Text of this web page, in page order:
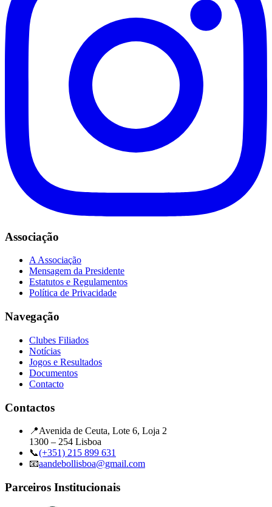
Associação
A Associação
Mensagem da Presidente
Estatutos e Regulamentos
Política de Privacidade
Navegação
Clubes Filiados
Notícias
Jogos e Resultados
Documentos
Contacto
Contactos
📍Avenida de Ceuta, Lote 6, Loja 2
1300 – 254 Lisboa
📞(+351) 215 899 631
📧aandebollisboa@gmail.com
Parceiros Institucionais